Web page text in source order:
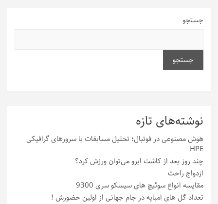
جستجو
جستجو
نوشته‌های تازه
هوش مصنوعی در فوتبال؛ تحلیل مسابقات با سرورهای گرافیکی
HPE
چند روز بعد از کاشت ابرو می‌توان ورزش کرد؟
ازدواج راحت
مقایسه انواع سوئیچ های سیسکو سری 9300
تعداد گل های امباپه در جام جهانی از اولین حضورش !